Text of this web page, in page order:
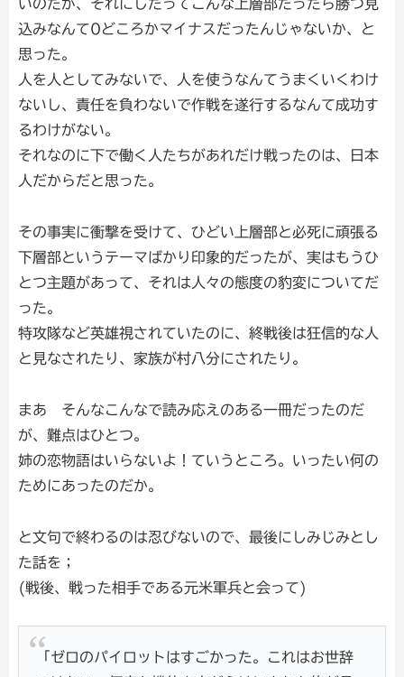
いのだが、それにしたってこんな上層部だったら勝つ見
込みなんて0どころかマイナスだったんじゃないか、と
思った。
人を人としてみないで、人を使うなんてうまくいくわけ
ないし、責任を負わないで作戦を遂行するなんて成功す
るわけがない。
それなのに下で働く人たちがあれだけ戦ったのは、日本
人だからだと思った。
その事実に衝撃を受けて、ひどい上層部と必死に頑張る
下層部というテーマばかり印象的だったが、実はもうひ
とつ主題があって、それは人々の態度の豹変についてだ
った。
特攻隊など英雄視されていたのに、終戦後は狂信的な人
と見なされたり、家族が村八分にされたり。
まあ そんなこんなで読み応えのある一冊だったのだ
が、難点はひとつ。
姉の恋物語はいらないよ！ていうところ。いったい何の
ためにあったのだか。
と文句で終わるのは忍びないので、最後にしみじみとし
た話を；
(戦後、戦った相手である元米軍兵と会って)
「ゼロのパイロットはすごかった。これはお世辞